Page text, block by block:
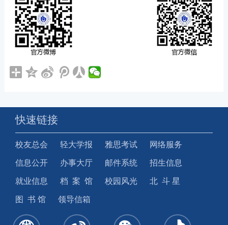
快速链接
校友总会 轻大学报 雅思考试 网络服务
信息公开 办事大厅 邮件系统 招生信息
就业信息 档 案 馆 校园风光 北 斗 星
图 书 馆 领导信箱